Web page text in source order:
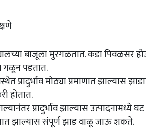
खालच्या बाजूला मुरगळतात. कडा पिवळसर
गळून पडतात.
प्रादुर्भाव मोठ्या प्रमाणात झाल्यास
होतात.
प्रादुर्भाव झाल्यास उत्पादनामध्ये
झाल्यास संपूर्ण झाड वाळू जाऊ शकते.